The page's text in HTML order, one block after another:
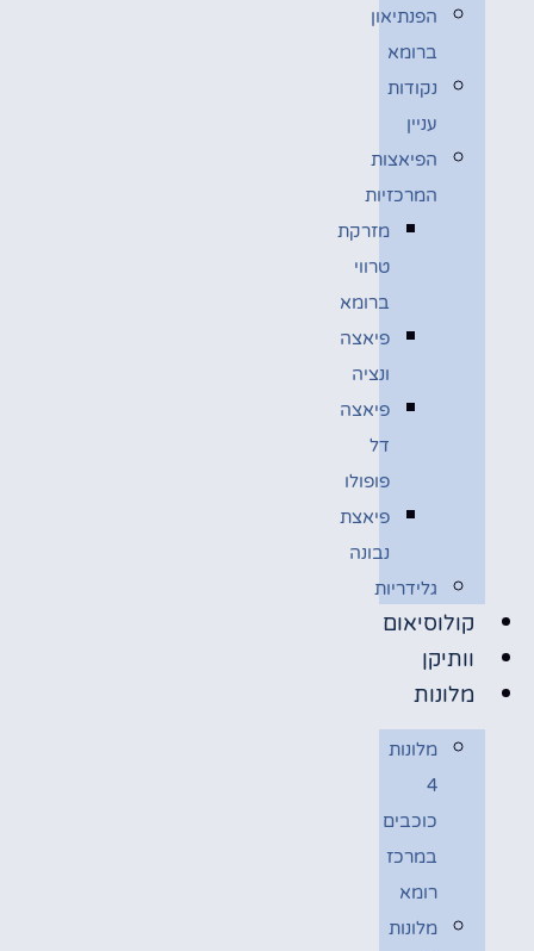
הפנתיאון
ברומא
נקודות
עניין
הפיאצות
המרכזיות
מזרקת
טרווי
ברומא
פיאצה
ונציה
פיאצה
דל
פופולו
פיאצת
נבונה
גלידריות
קולוסיאום
וותיקן
מלונות
מלונות
4
כוכבים
במרכז
רומא
מלונות